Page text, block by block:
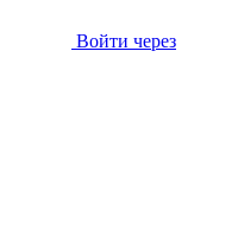
Войти через